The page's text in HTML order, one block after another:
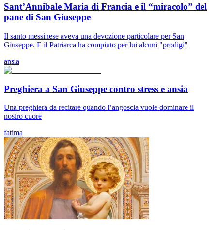
Sant’Annibale Maria di Francia e il “miracolo” del
pane di San Giuseppe
Il santo messinese aveva una devozione particolare per San
Giuseppe. E il Patriarca ha compiuto per lui alcuni "prodigi"
ansia
Preghiera a San Giuseppe contro stress e ansia
Una preghiera da recitare quando l’angoscia vuole dominare il
nostro cuore
fatima